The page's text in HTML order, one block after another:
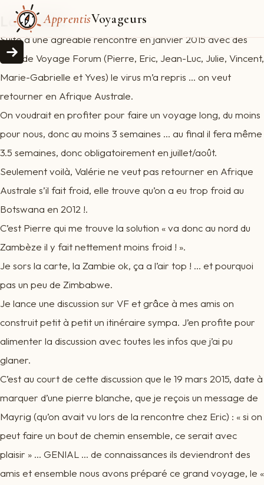
ApprentisVoyageurs
La genèse
Suite à une agréable rencontre en janvier 2015 avec des
amis de Voyage Forum (Pierre, Eric, Jean-Luc, Julie, Vincent,
Marie-Gabrielle et Yves) le virus m’a repris … on veut
retourner en Afrique Australe.
On voudrait en profiter pour faire un voyage long, du moins
pour nous, donc au moins 3 semaines … au final il fera même
3.5 semaines, donc obligatoirement en juillet/août.
Seulement voilà, Valérie ne veut pas retourner en Afrique
Australe s’il fait froid, elle trouve qu’on a eu trop froid au
Botswana en 2012 !.
C’est Pierre qui me trouve la solution « va donc au nord du
Zambèze il y fait nettement moins froid ! ».
Je sors la carte, la Zambie ok, ça a l’air top ! … et pourquoi
pas un peu de Zimbabwe.
Je lance une discussion sur VF et grâce à mes amis on
construit petit à petit un itinéraire sympa. J’en profite pour
alimenter la discussion avec toutes les infos que j’ai pu
glaner.
C’est au court de cette discussion que le 19 mars 2015, date à
marquer d’une pierre blanche, que je reçois un message de
Mayrig (qu’on avait vu lors de la rencontre chez Eric) : « si on
peut faire un bout de chemin ensemble, ce serait avec
plaisir » … GENIAL … de connaissances ils deviendront des
amis et ensemble nous avons préparé ce grand voyage, le «